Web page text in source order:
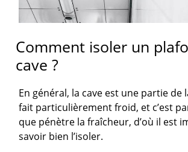
Comment isoler un
cave ?
En général, la cave est une partie de
fait particulièrement froid, et c’est
que pénètre la fraîcheur, d’où il est
savoir bien l’isoler.